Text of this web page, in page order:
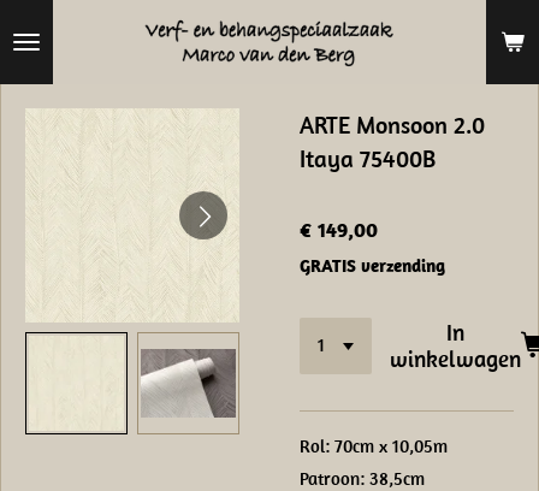
de
hoofdinhoud
ARTE Monsoon 2.0
Itaya 75400B
€ 149,00
GRATIS verzending
In
winkelwagen
Rol: 70cm x 10,05m
Patroon: 38,5cm